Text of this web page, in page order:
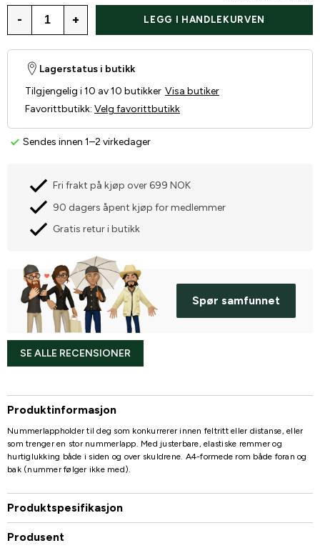
- + LEGG I HANDLEKURVEN
Sendes innen 1–2 virkedager
Lagerstatus i butikk
Tilgjengelig i 10 av 10 butikker Visa butiker
Favorittbutikk: Velg favorittbutikk
Fri frakt på kjøp over 699 NOK
90 dagers åpent kjøp for medlemmer
Gratis retur i butikk
Spør samfunnet
SE ALLE RECENSIONER
Produktinformasjon
Nummerlappholder til deg som konkurrerer innen feltritt eller distanse, eller
som trenger en stor nummerlapp. Med justerbare, elastiske remmer og
hurtiglukking både i siden og over skuldrene. A4-formede rom både foran og
bak (nummer følger ikke med).
Produktspesifikasjon
Produsent